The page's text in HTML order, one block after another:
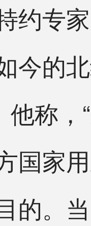
约专
今的
他称
国家
的。